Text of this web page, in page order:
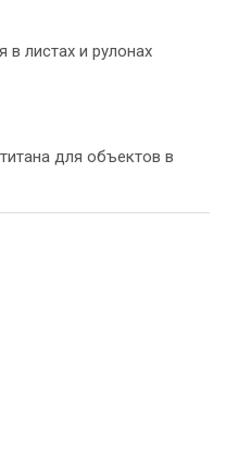
в листах и рулонах
для объектов в